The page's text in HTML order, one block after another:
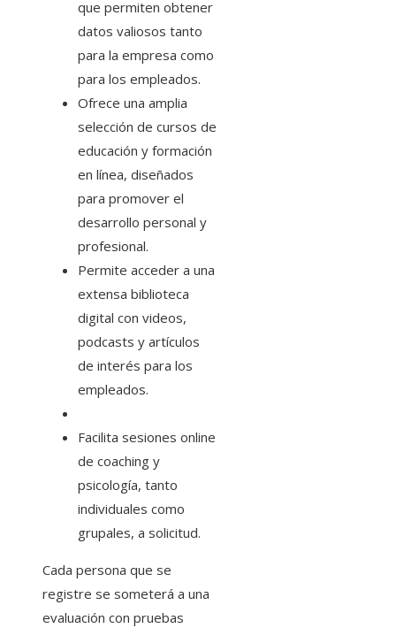
que permiten obtener
datos valiosos tanto
para la empresa como
para los empleados.
Ofrece una amplia
selección de cursos de
educación y formación
en línea, diseñados
para promover el
desarrollo personal y
profesional.
Permite acceder a una
extensa biblioteca
digital con videos,
podcasts y artículos
de interés para los
empleados.
Facilita sesiones online
de coaching y
psicología, tanto
individuales como
grupales, a solicitud.
Cada persona que se
registre se someterá a una
evaluación con pruebas